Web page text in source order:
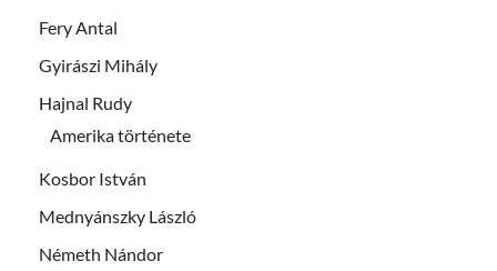
Fery Antal
Gyirászi Mihály
Hajnal Rudy
Amerika története
Kosbor István
Mednyánszky László
Németh Nándor